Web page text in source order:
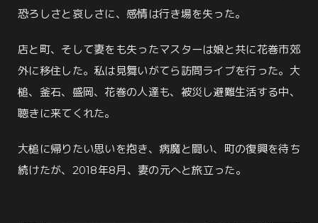
恐ろしさと哀しさに、感情は行き場を失った。
店と町、そして妻をも失ったマスターは娘と共に花巻市郊
外に移住した。私は見舞いがてら訪問ライブを行った。大
槌、釜石、盛岡、花巻の人達も、被災し避難生活する中、
聴きに来てくれた。
大槌に帰りたい思いを抱き、病魔と闘い、町の復興を待ち
続けたが、2018年8月、妻の元へと旅立った。